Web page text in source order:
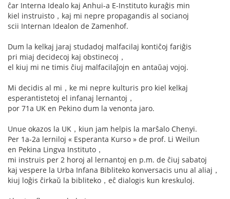
ĉar Interna Idealo kaj Anhui-a E-Instituto kuraĝis min
kiel instruisto，kaj mi nepre propagandis al socianoj
scii Internan Idealon de Zamenhof.
Dum la kelkaj jaraj studadoj malfacilaj kontiĉoj fariĝis
pri miaj decidecoj kaj obstinecoj，
el kiuj mi ne timis ĉiuj malfacilaĵojn en antaŭaj vojoj.
Mi decidis al mi，ke mi nepre kulturis pro kiel kelkaj
esperantistetoj el infanaj lernantoj，
por 71a UK en Pekino dum la venonta jaro.
Unue okazos la UK，kiun jam helpis la marŝalo Chenyi.
Per 1a-2a lerniloj « Esperanta Kurso » de prof. Li Weilun
en Pekina Lingva Instituto，
mi instruis per 2 horoj al lernantoj en p.m. de ĉiuj sabatoj
kaj vespere la Urba Infana Bibliteko konversacis unu al aliaj，
kiuj loĝis ĉirkaŭ la bibliteko，eĉ dialogis kun kreskuloj.